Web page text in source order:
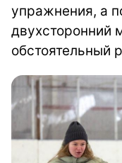
упражнения, а
двухсторонний
обстоятельный